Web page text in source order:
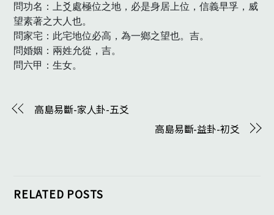
問功名：上爻處極位之地，必是身居上位，信義早孚，威
望素著之大人也。
問家宅：此宅地位必高，為一鄉之望也。吉。
問婚姻：兩姓允從，吉。
問六甲：生女。
高島易斷-家人卦-五爻
高島易斷-益卦-初爻
RELATED POSTS